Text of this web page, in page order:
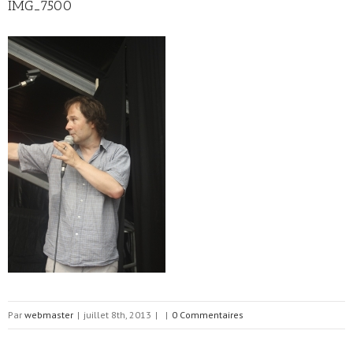
IMG_7500
Par webmaster | juillet 8th, 2013 | | 0 Commentaires